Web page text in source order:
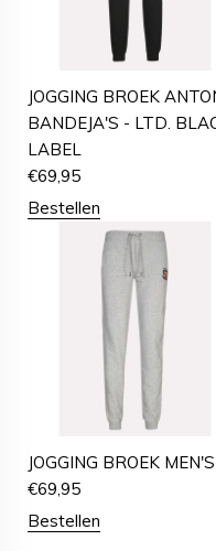
JOGGING BROEK
BANDEJA'S - LTD.
LABEL
€69,95
Bestellen
JOGGING BROEK
€69,95
Bestellen